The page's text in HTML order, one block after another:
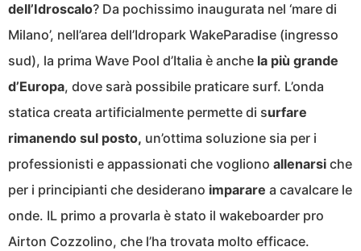
dell’Idroscalo? Da pochissimo inaugurata nel ‘mare di
Milano’, nell’area dell’Idropark WakeParadise (ingresso
sud), la prima Wave Pool d’Italia è anche la più grande
d’Europa, dove sarà possibile praticare surf. L’onda
statica creata artificialmente permette di surfare
rimanendo sul posto, un’ottima soluzione sia per i
professionisti e appassionati che vogliono allenarsi che
per i principianti che desiderano imparare a cavalcare le
onde. IL primo a provarla è stato il wakeboarder pro
Airton Cozzolino, che l’ha trovata molto efficace.